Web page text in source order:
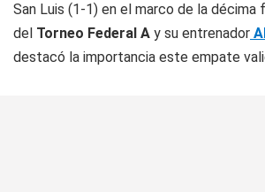
San Luis (1-1) en el marco de la décima
del Torneo Federal A y su entrenador
destacó la importancia este empate